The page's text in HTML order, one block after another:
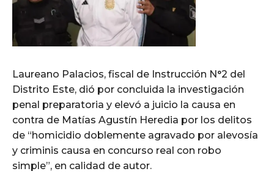
Laureano Palacios, fiscal de Instrucción N°2 del
Distrito Este, dió por concluida la investigación
penal preparatoria y elevó a juicio la causa en
contra de Matías Agustín Heredia por los delitos
de “homicidio doblemente agravado por alevosía
y criminis causa en concurso real con robo
simple”, en calidad de autor.